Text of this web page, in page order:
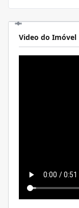
Video do Imóvel